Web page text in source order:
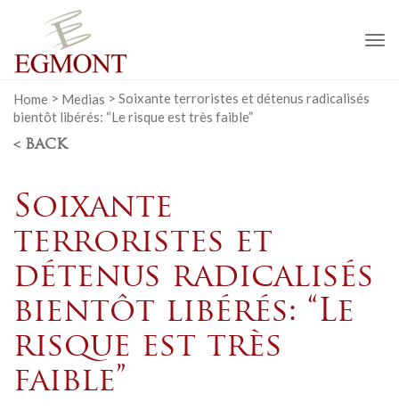
Home > Medias > Soixante terroristes et détenus radicalisés
bientôt libérés: “Le risque est très faible”
< BACK
Soixante
terroristes et
détenus radicalisés
bientôt libérés: “Le
risque est très
faible”